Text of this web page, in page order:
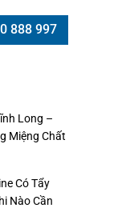
888 997
Long –
Miệng Chất
Có Tẩy
Nào Cần